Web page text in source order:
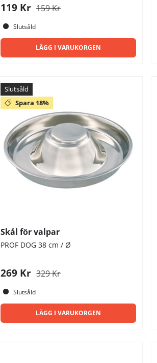
119 Kr 159 Kr
Slutsåld
LÄGG I VARUKORGEN
Slutsåld
Spara 18%
Skål för valpar
PROF DOG 38 cm / Ø
269 Kr 329 Kr
Slutsåld
LÄGG I VARUKORGEN